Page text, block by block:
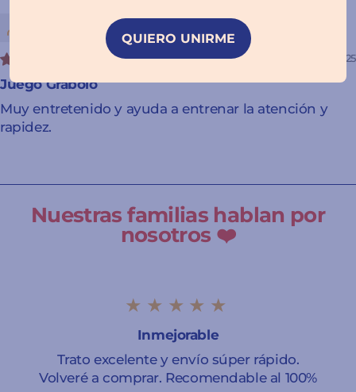
Enrique Muñoz
05/31/2025
Juego Grabolo
Muy entretenido y ayuda a entrenar la atención y
rapidez.
Nuestras familias hablan por
nosotros ❤️
★★★★★
Inmejorable
Trato excelente y envío súper rápido.
Volveré a comprar. Recomendable al 100%
QUIERO UNIRME